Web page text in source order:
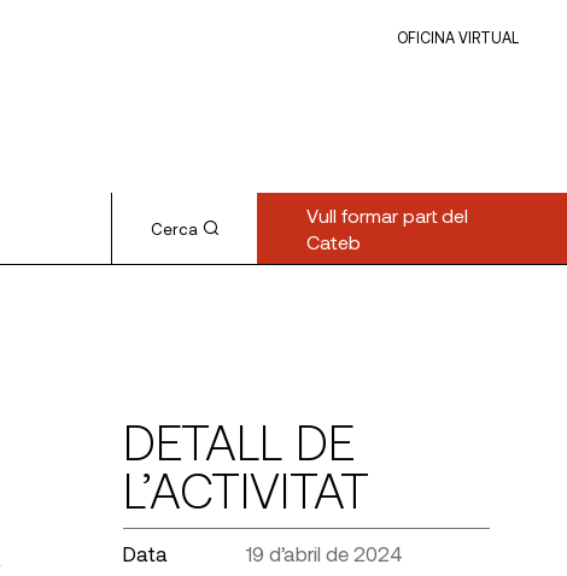
OFICINA VIRTUAL
Cerca
Vull formar part del
Cateb
DETALL DE
L’ACTIVITAT
Data 19 d’abril de 2024